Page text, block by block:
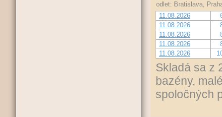
odlet: Bratislava,
11.08.2026
11.08.2026
11.08.2026
11.08.2026
11.08.2026
Skladá sa z
bazény,
spoločných